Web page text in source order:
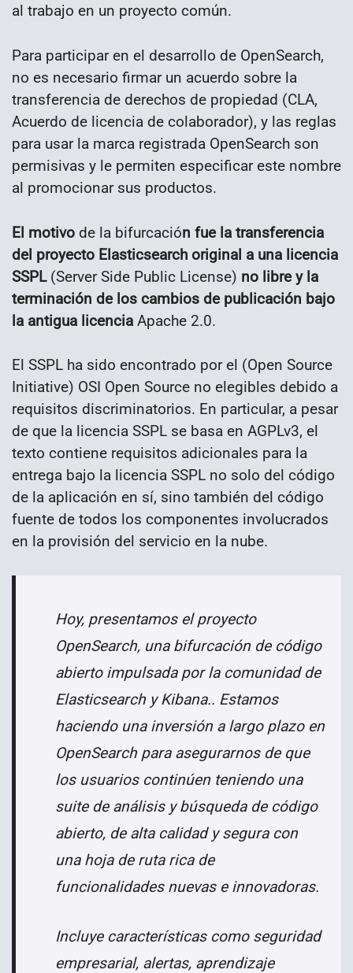
al trabajo en un proyecto común.
Para participar en el desarrollo de OpenSearch,
no es necesario firmar un acuerdo sobre la
transferencia de derechos de propiedad (CLA,
Acuerdo de licencia de colaborador), y las reglas
para usar la marca registrada OpenSearch son
permisivas y le permiten especificar este nombre
al promocionar sus productos.
El motivo de la bifurcación fue la transferencia
del proyecto Elasticsearch original a una licencia
SSPL(Server Side Public License) no libre y la
terminación de los cambios de publicación bajo
la antigua licencia Apache 2.0.
El SSPL ha sido encontrado por el (Open Source
Initiative) OSI Open Source no elegibles debido a
requisitos discriminatorios. En particular, a pesar
de que la licencia SSPL se basa en AGPLv3, el
texto contiene requisitos adicionales para la
entrega bajo la licencia SSPL no solo del código
de la aplicación en sí, sino también del código
fuente de todos los componentes involucrados
en la provisión del servicio en la nube.
Hoy, presentamos el proyecto
OpenSearch, una bifurcación de código
abierto impulsada por la comunidad de
Elasticsearch y Kibana.. Estamos
haciendo una inversión a largo plazo en
OpenSearch para asegurarnos de que
los usuarios continúen teniendo una
suite de análisis y búsqueda de código
abierto, de alta calidad y segura con
una hoja de ruta rica de
funcionalidades nuevas e innovadoras.
Incluye características como seguridad
empresarial, alertas, aprendizaje